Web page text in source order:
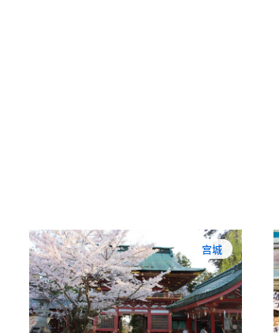
宫城